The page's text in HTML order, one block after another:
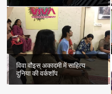
विवा वौइस् अकादमी में साहित्य
दुनिया की वर्कशॉप